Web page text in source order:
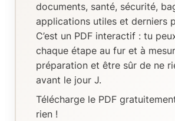
documents, santé, sécurité,
applications utiles et derniers
C’est un PDF interactif: tu
chaque étape au fur et à
préparationet être sûr de ne
avant le jour J.
Télécharge le PDF
rien !